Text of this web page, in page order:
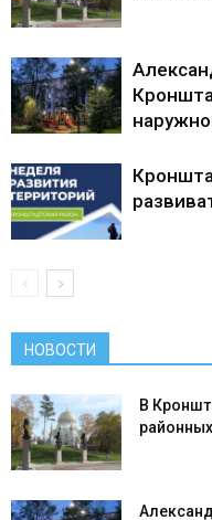
НОВОСТИ
В